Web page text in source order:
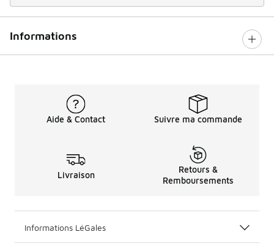
Informations
Aide & Contact Suivre ma commande
Livraison
Retours &
Remboursements
Informations LéGales